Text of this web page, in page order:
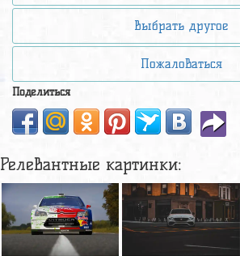
Выбрать другое
Пожаловаться
Поделиться
Релевантные картинки: